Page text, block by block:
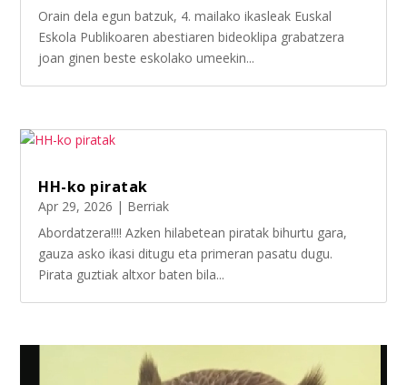
Orain dela egun batzuk, 4. mailako ikasleak Euskal
Eskola Publikoaren abestiaren bideoklipa grabatzera
joan ginen beste eskolako umeekin...
HH-ko piratak
Apr 29, 2026 | Berriak
Abordatzera!!!! Azken hilabetean piratak bihurtu gara,
gauza asko ikasi ditugu eta primeran pasatu dugu.
Pirata guztiak altxor baten bila...